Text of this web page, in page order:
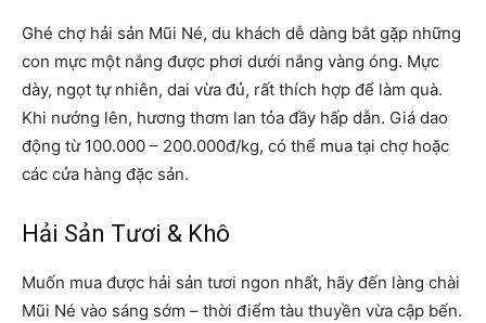
Ghé chợ hải sản Mũi Né, du khách dễ dàng bắt gặp những
con mực một nắng được phơi dưới nắng vàng óng. Mực
dày, ngọt tự nhiên, dai vừa đủ, rất thích hợp để làm quà.
Khi nướng lên, hương thơm lan tỏa đầy hấp dẫn. Giá dao
động từ 100.000 – 200.000đ/kg, có thể mua tại chợ hoặc
các cửa hàng đặc sản.
Hải Sản Tươi & Khô
Muốn mua được hải sản tươi ngon nhất, hãy đến làng chài
Mũi Né vào sáng sớm – thời điểm tàu thuyền vừa cập bến.